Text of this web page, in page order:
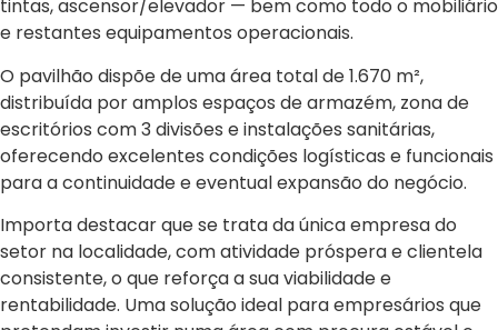
tintas, ascensor/elevador — bem como todo o mobiliário
e restantes equipamentos operacionais.
O pavilhão dispõe de uma área total de 1.670 m²,
distribuída por amplos espaços de armazém, zona de
escritórios com 3 divisões e instalações sanitárias,
oferecendo excelentes condições logísticas e funcionais
para a continuidade e eventual expansão do negócio.
Importa destacar que se trata da única empresa do
setor na localidade, com atividade próspera e clientela
consistente, o que reforça a sua viabilidade e
rentabilidade. Uma solução ideal para empresários que